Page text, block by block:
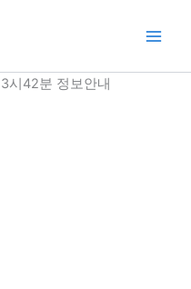
시42분 정보안내